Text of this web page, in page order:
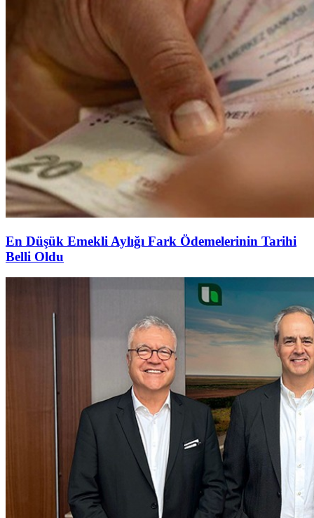
En Düşük Emekli Aylığı Fark Ödemelerinin Tarihi
Belli Oldu